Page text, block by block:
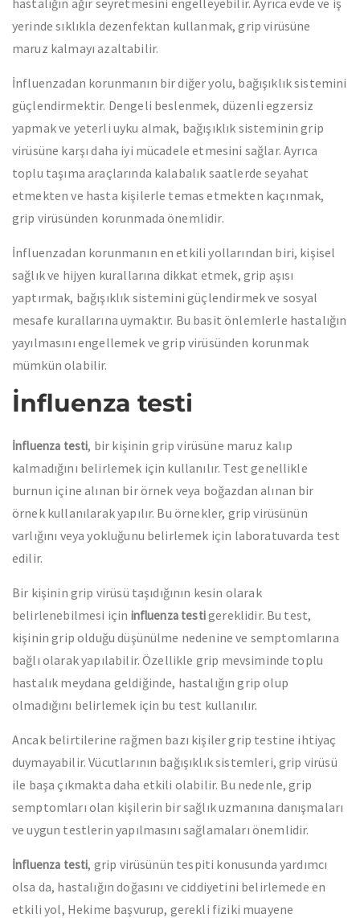
hastalığın ağır seyretmesini engelleyebilir. Ayrıca evde ve iş
yerinde sıklıkla dezenfektan kullanmak, grip virüsüne
maruz kalmayı azaltabilir.
İnfluenzadan korunmanın bir diğer yolu, bağışıklık sistemini
güçlendirmektir. Dengeli beslenmek, düzenli egzersiz
yapmak ve yeterli uyku almak, bağışıklık sisteminin grip
virüsüne karşı daha iyi mücadele etmesini sağlar. Ayrıca
toplu taşıma araçlarında kalabalık saatlerde seyahat
etmekten ve hasta kişilerle temas etmekten kaçınmak,
grip virüsünden korunmada önemlidir.
İnfluenzadan korunmanın en etkili yollarından biri, kişisel
sağlık ve hijyen kurallarına dikkat etmek, grip aşısı
yaptırmak, bağışıklık sistemini güçlendirmek ve sosyal
mesafe kurallarına uymaktır. Bu basit önlemlerle hastalığın
yayılmasını engellemek ve grip virüsünden korunmak
mümkün olabilir.
İnfluenza testi
İnfluenza testi, bir kişinin grip virüsüne maruz kalıp
kalmadığını belirlemek için kullanılır. Test genellikle
burnun içine alınan bir örnek veya boğazdan alınan bir
örnek kullanılarak yapılır. Bu örnekler, grip virüsünün
varlığını veya yokluğunu belirlemek için laboratuvarda test
edilir.
Bir kişinin grip virüsü taşıdığının kesin olarak
belirlenebilmesi için influenza testigereklidir. Bu test,
kişinin grip olduğu düşünülme nedenine ve semptomlarına
bağlı olarak yapılabilir. Özellikle grip mevsiminde toplu
hastalık meydana geldiğinde, hastalığın grip olup
olmadığını belirlemek için bu test kullanılır.
Ancak belirtilerine rağmen bazı kişiler grip testine ihtiyaç
duymayabilir. Vücutlarının bağışıklık sistemleri, grip virüsü
ile başa çıkmakta daha etkili olabilir. Bu nedenle, grip
semptomları olan kişilerin bir sağlık uzmanına danışmaları
ve uygun testlerin yapılmasını sağlamaları önemlidir.
İnfluenza testi, grip virüsünün tespiti konusunda yardımcı
olsa da, hastalığın doğasını ve ciddiyetini belirlemede en
etkili yol, Hekime başvurup, gerekli fiziki muayene